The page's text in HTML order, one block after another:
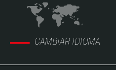
CAMBIAR IDIOMA